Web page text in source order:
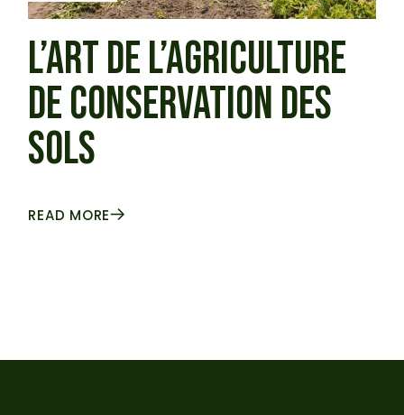
L’ART DE L’AGRICULTURE
DE CONSERVATION DES
SOLS
READ MORE